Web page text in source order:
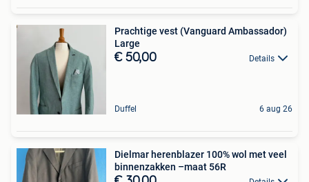
Prachtige vest (Vanguard Ambassador)
Large
€ 50,00 Details
Duffel 6 aug 26
Dielmar herenblazer 100% wol met veel
binnenzakken –maat 56R